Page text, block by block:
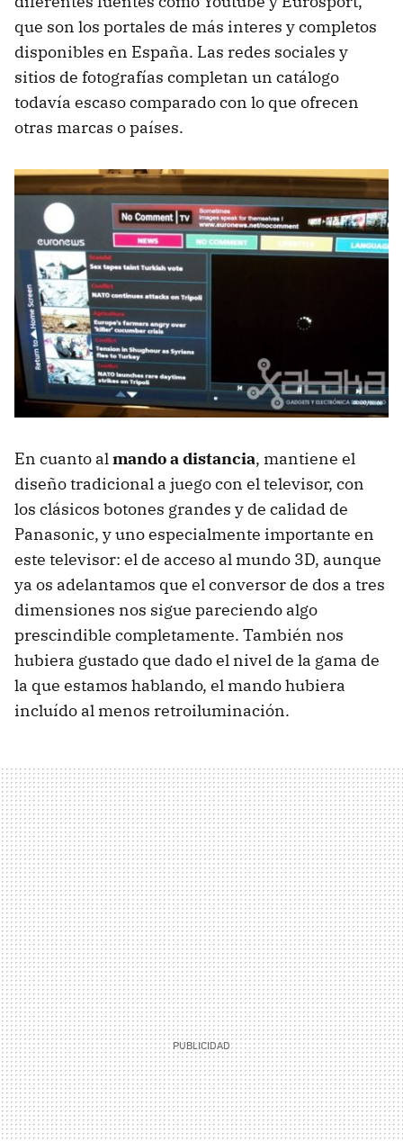
que son los portales de más interes y completos
disponibles en España. Las redes sociales y
sitios de fotografías completan un catálogo
todavía escaso comparado con lo que ofrecen
otras marcas o países.
En cuanto al mando a distancia, mantiene el
diseño tradicional a juego con el televisor, con
los clásicos botones grandes y de calidad de
Panasonic, y uno especialmente importante en
este televisor: el de acceso al mundo 3D, aunque
ya os adelantamos que el conversor de dos a tres
dimensiones nos sigue pareciendo algo
prescindible completamente. También nos
hubiera gustado que dado el nivel de la gama de
la que estamos hablando, el mando hubiera
incluído al menos retroiluminación.